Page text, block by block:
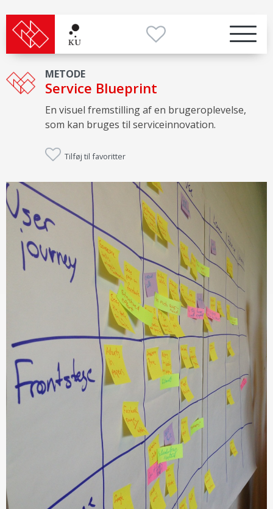
METODE
Service Blueprint
En visuel fremstilling af en brugeroplevelse,
som kan bruges til serviceinnovation.
Tilføj til favoritter